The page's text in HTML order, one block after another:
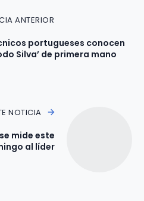
ANTERIOR
portugueses conocen
Silva’ de primera mano
NOTICIA
mide este
al líder